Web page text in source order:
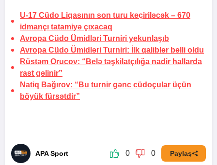
U-17 Cüdo Liqasının son turu keçiriləcək – 670
idmançı tatamiyə çıxacaq
Avropa Cüdo Ümidləri Turniri yekunlaşıb
Avropa Cüdo Ümidləri Turniri: İlk qaliblər bəlli oldu
Rüstəm Orucov: “Belə təşkilatçılığa nadir hallarda
rast gəlinir”
Natiq Bağırov: “Bu turnir gənc cüdoçular üçün
böyük fürsətdir”
APA Sport 0 0 Paylaş